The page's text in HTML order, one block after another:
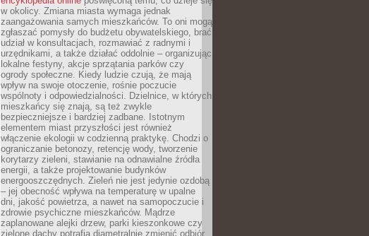
w okolicy. Zmiana miasta wymaga jednak
zaangażowania samych mieszkańców. To oni mogą
zgłaszać pomysły do budżetu obywatelskiego, brać
udział w konsultacjach, rozmawiać z radnymi i
urzędnikami, a także działać oddolnie – organizując
lokalne festyny, akcje sprzątania parków czy
ogrody społeczne. Kiedy ludzie czują, że mają
wpływ na swoje otoczenie, rośnie poczucie
wspólnoty i odpowiedzialności. Dzielnice, w których
mieszkańcy się znają, są też zwykle
bezpieczniejsze i bardziej zadbane. Istotnym
elementem miast przyszłości jest również
włączenie ekologii w codzienną praktykę. Chodzi o
ograniczanie betonozy, retencję wody, tworzenie
korytarzy zieleni, stawianie na odnawialne źródła
energii, a także projektowanie budynków
energooszczędnych. Zieleń nie jest jedynie ozdobą
– jej obecność wpływa na temperaturę w upalne
dni, jakość powietrza, a nawet na samopoczucie i
zdrowie psychiczne mieszkańców. Mądrze
zaplanowane alejki drzew, parki kieszonkowe czy
zielone dachy potrafią diametralnie zmienić odbiór